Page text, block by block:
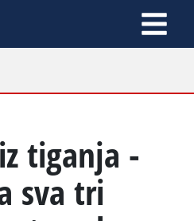
tiganja -
sva tri